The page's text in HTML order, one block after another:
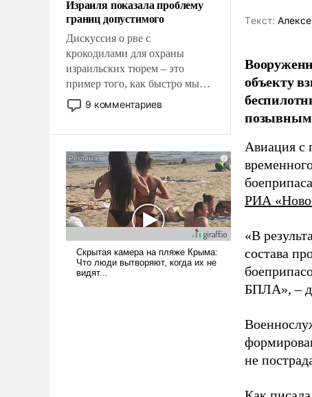
Израиля показала проблему
границ допустимого
Дискуссия о рве с
крокодилами для охраны
израильских тюрем – это
пример того, как быстро мы
двигаемся по пути
революционных изменений.
псевдонаучной фантастики,
стало всерьез обсуждаемой
идеей.
9 комментариев
Tекст:
объекту
позывным
Авиация с
РИА
«В
состава
БПЛА», –
не